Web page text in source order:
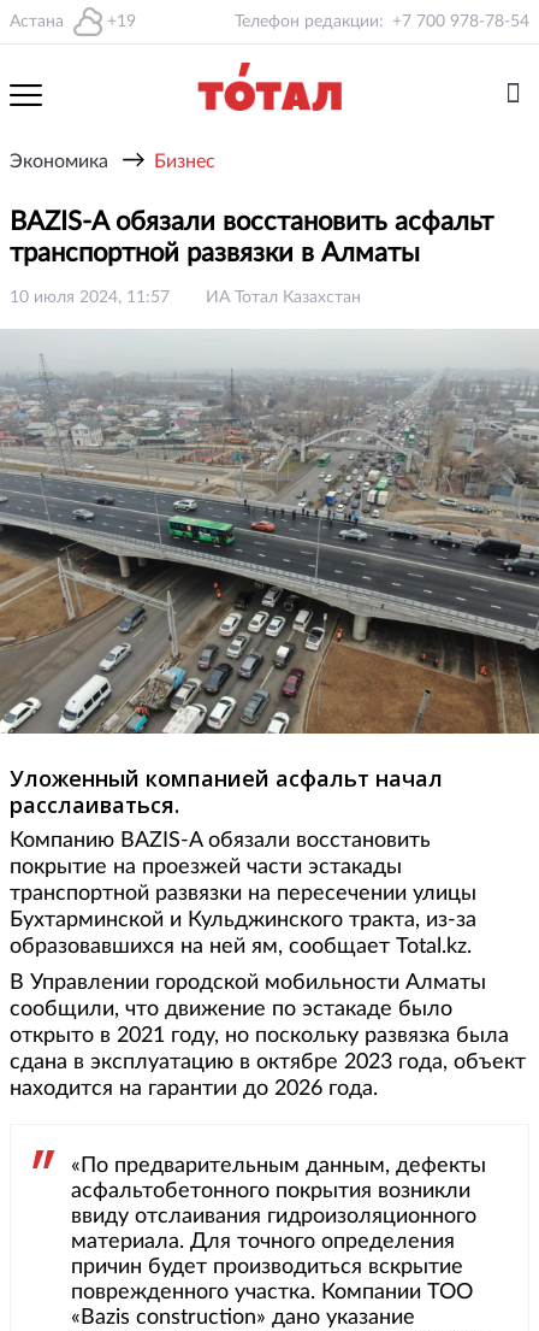
Астана +19 Телефон редакции: +7 700 978-78-54
Экономика → Бизнес
BAZIS-A обязали восстановить асфальт
транспортной развязки в Алматы
10 июля 2024, 11:57 ИА Тотал Казахстан
Уложенный компанией асфальт начал
расслаиваться.
Компанию BAZIS-A обязали восстановить
покрытие на проезжей части эстакады
транспортной развязки на пересечении улицы
Бухтарминской и Кульджинского тракта, из-за
образовавшихся на ней ям, сообщает Total.kz.
В Управлении городской мобильности Алматы
сообщили, что движение по эстакаде было
открыто в 2021 году, но поскольку развязка была
сдана в эксплуатацию в октябре 2023 года, объект
находится на гарантии до 2026 года.
«По предварительным данным, дефекты
асфальтобетонного покрытия возникли
ввиду отслаивания гидроизоляционного
материала. Для точного определения
причин будет производиться вскрытие
поврежденного участка. Компании ТОО
«Bazis construction» дано указание